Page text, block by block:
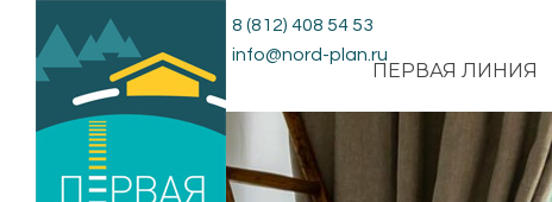
8 (812) 408 54 53
info@nord-plan.ru
ПЕРВАЯ ЛИНИЯ